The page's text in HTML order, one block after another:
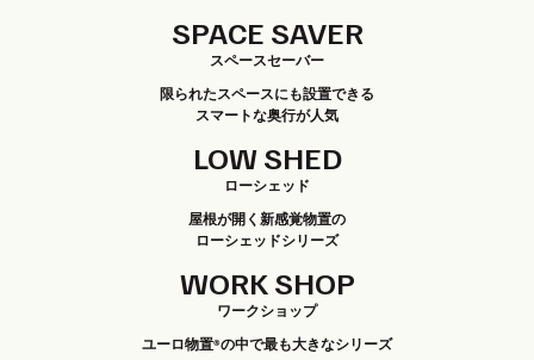
SPACE SAVER
スペースセーバー
限られたスペースにも設置できる
スマートな奥行が人気
LOW SHED
ローシェッド
屋根が開く新感覚物置の
ローシェッドシリーズ
WORK SHOP
ワークショップ
ユーロ物置®の中で最も大きなシリーズ